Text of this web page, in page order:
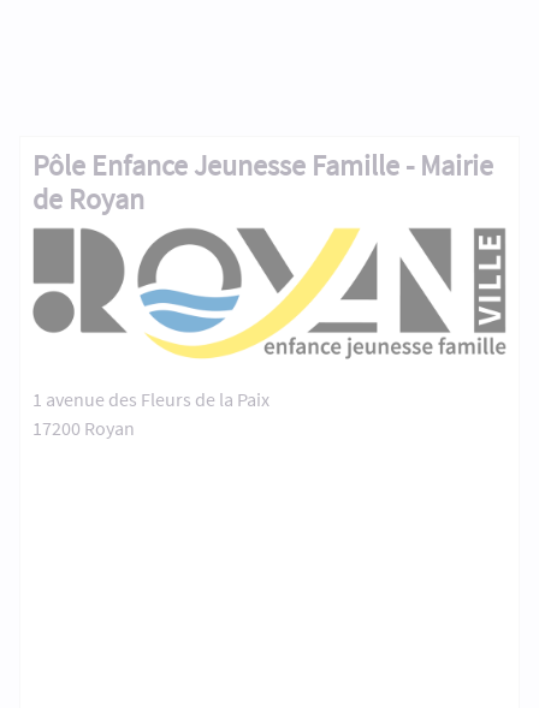
Pôle Enfance Jeunesse Famille - Mairie
de Royan
1 avenue des Fleurs de la Paix
17200 Royan